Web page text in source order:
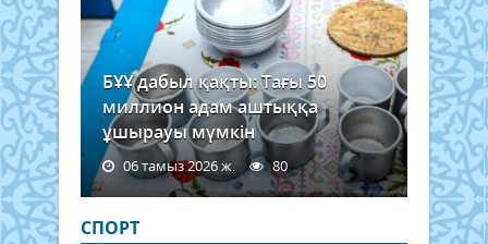
БҰҰ дабыл қақты: Тағы 50
миллион адам аштыққа
ұшырауы мүмкін
06 тамыз 2026 ж. 80
СПОРТ